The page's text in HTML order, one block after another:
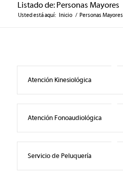
Listado de: Personas Mayores
Usted está aquí: Inicio / Personas Mayores
Atención Kinesiológica
Atención Fonoaudiológica
Servicio de Peluquería